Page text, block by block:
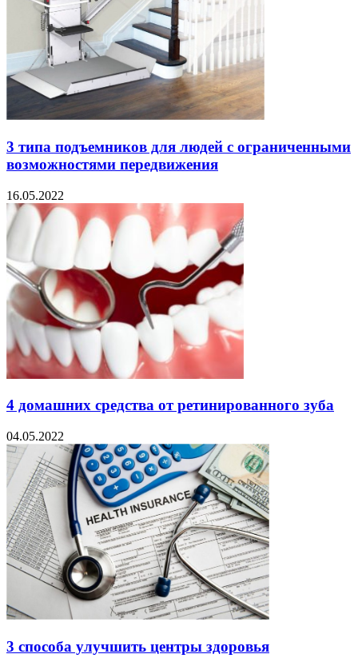
3 типа подъемников для людей с ограниченными
возможностями передвижения
16.05.2022
4 домашних средства от ретинированного зуба
04.05.2022
3 способа улучшить центры здоровья